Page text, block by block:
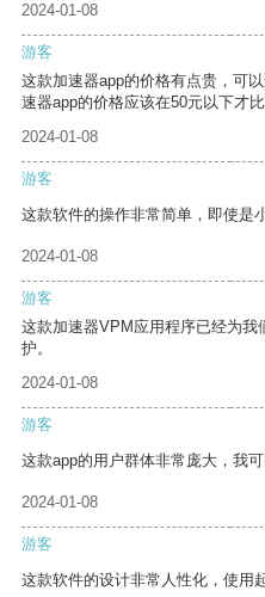
2024-01-08
游客
这款加速器app的价格有点贵，可
速器app的价格应该在50元以下才比
2024-01-08
游客
这款软件的操作非常简单，即使是
2024-01-08
游客
这款加速器VPM应用程序已经为
护。
2024-01-08
游客
这款app的用户群体非常庞大，我
2024-01-08
游客
这款软件的设计非常人性化，使用